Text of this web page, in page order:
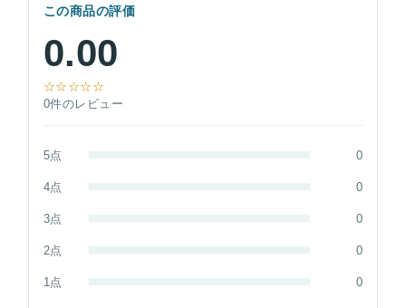
この商品の評価
0.00
☆☆☆☆☆
0件のレビュー
5点 0
4点 0
3点 0
2点 0
1点 0